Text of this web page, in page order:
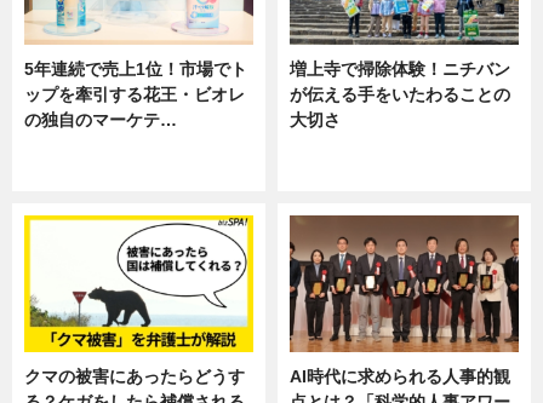
5年連続で売上1位！市場でト
ップを牽引する花王・ビオレ
の独自のマーケテ…
増上寺で掃除体験！ニチバン
が伝える手をいたわることの
大切さ
クマの被害にあったらどうす
AI時代に求められる人事的観